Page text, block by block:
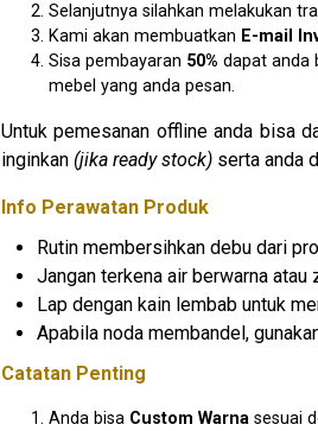
Selanjutnya silahkan melakukan
Kami akan membuatkan E-mail
Sisa pembayaran 50% dapat anda
mebel yang anda pesan.
Untuk pemesanan offline anda bisa
inginkan (jika ready stock) serta anda
Info Perawatan Produk
Rutin membersihkan debu dari
Jangan terkena air berwarna atau
Lap dengan kain lembab untuk
Apabila noda membandel,
Catatan Penting
Anda bisa Custom Warna sesuai